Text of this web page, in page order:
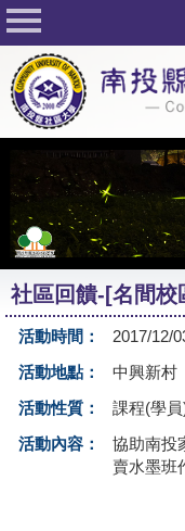
回首頁
關於社大
公佈欄
行事曆
最新活動
活動花絮
課程一覽表
志工與社團
友站連結
社區回饋-[名間校
活動時間：
2017/12/
活動地點：
中興新村
活動性質：
課程(學
活動內容：
協助南投
賣水墨班